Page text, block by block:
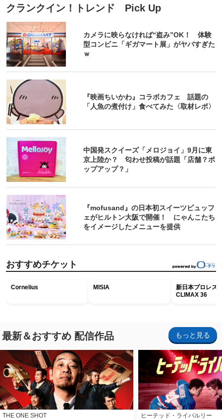
クランクイン！トレンド Pick Up
カメラに映らなければ“盗み”OK！ 体験
型コンビニ「ギガマート展」がヤバすぎた
ｗ
『映画ちいかわ』コラボカフェ 話題の
「人魚の煮付け」食べてみた〈取材レポ〉
中国発スクイーズ「メロジョイ」9月に東
京上陸か？ 匂わせ投稿が話題「店舗？ポ
ップアップ？」
『mofusand』の日本初スイーツビュッフ
ェがヒルトン大阪で開催！ にゃんこたち
をイメージしたメニューを提供
おすすめチケット
Cornelius MISIA
新日本プロレス
CLIMAX 36
最新＆おすすめ 配信作品 もっと見る
THE ONE SHOT
ヒーテッド・ライバルリー